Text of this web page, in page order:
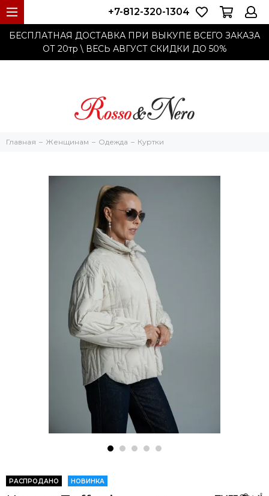
БЕСПЛАТНАЯ ДОСТАВКА ПРИ ВЫКУПЕ ВСЕГО ЗАКАЗА
ОТ 20тр \ ВЕСЬ АВГУСТ СКИДКИ ДО 50%
+7-812-320-1304
Главная Женщинам Одежда Куртки
РАСПРОДАНО НОВИНКА